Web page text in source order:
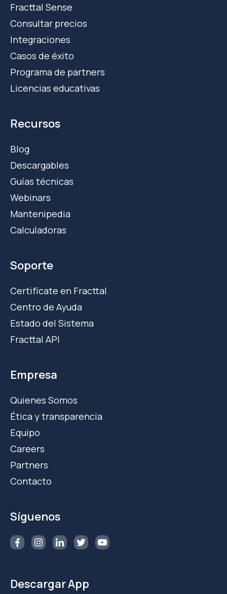
Fracttal Sense
Consultar precios
Integraciones
Casos de éxito
Programa de partners
Licencias educativas
Recursos
Blog
Descargables
Guías técnicas
Webinars
Mantenipedia
Calculadoras
Soporte
Certifícate en Fracttal
Centro de Ayuda
Estado del Sistema
Fracttal API
Empresa
Quienes Somos
Ética y transparencia
Equipo
Careers
Partners
Contacto
Síguenos
Descargar App